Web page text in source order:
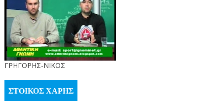
ΓΡΗΓΟΡΗΣ-ΝΙΚΟΣ
ΣΤΟΙΚΟΣ ΧΑΡΗΣ